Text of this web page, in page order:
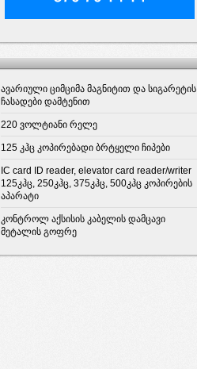
ავარიული ციმციმა მაგნიტით და სიგარეტის
ჩასადები დამტენით
220 ვოლტიანი რელე
125 კჰც კოპირებადი ბრტყელი ჩიპები
IC card ID reader, elevator card reader/writer
125კჰც, 250კჰც, 375კჰც, 500კჰც კოპირების
აპარატი
კონტროლ აქსისის კაბელის დამცავი
მეტალის გოფრე